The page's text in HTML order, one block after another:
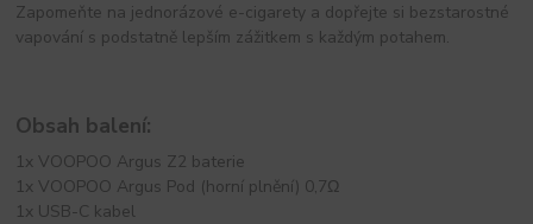
Zapomeňte na jednorázové e-cigarety a dopřejte si bezstarostné
vapování s podstatně lepším zážitkem s každým potahem.
Obsah balení:
1x VOOPOO Argus Z2 baterie
1x VOOPOO Argus Pod (horní plnění) 0,7Ω
1x USB-C kabel